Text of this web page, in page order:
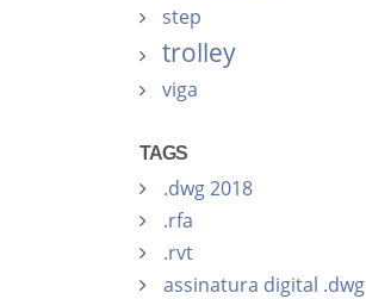
step
trolley
viga
TAGS
.dwg 2018
.rfa
.rvt
assinatura digital .dwg